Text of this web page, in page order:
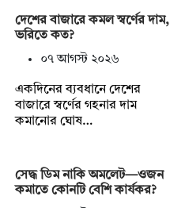
দেশের বাজারে কমল স্বর্ণের দাম,
ভরিতে কত?
০৭ আগস্ট ২০২৬
একদিনের ব্যবধানে দেশের
বাজারে স্বর্ণের গহনার দাম
কমানোর ঘোষ…
সেদ্ধ ডিম নাকি অমলেট—ওজন
কমাতে কোনটি বেশি কার্যকর?